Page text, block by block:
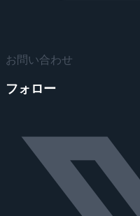
お問い合わせ
フォロー